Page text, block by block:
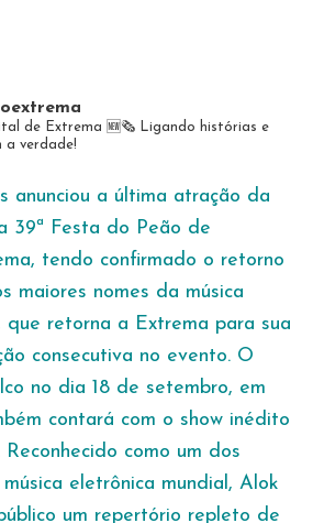
de Extrema 🆕️🗞 Ligando histórias e
a verdade!